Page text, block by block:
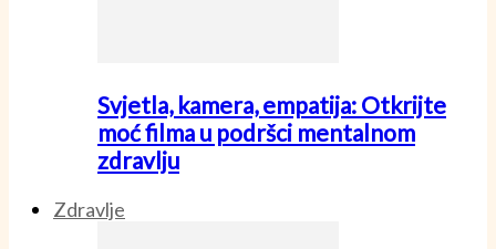
Svjetla, kamera, empatija: Otkrijte
moć filma u podršci mentalnom
zdravlju
Zdravlje